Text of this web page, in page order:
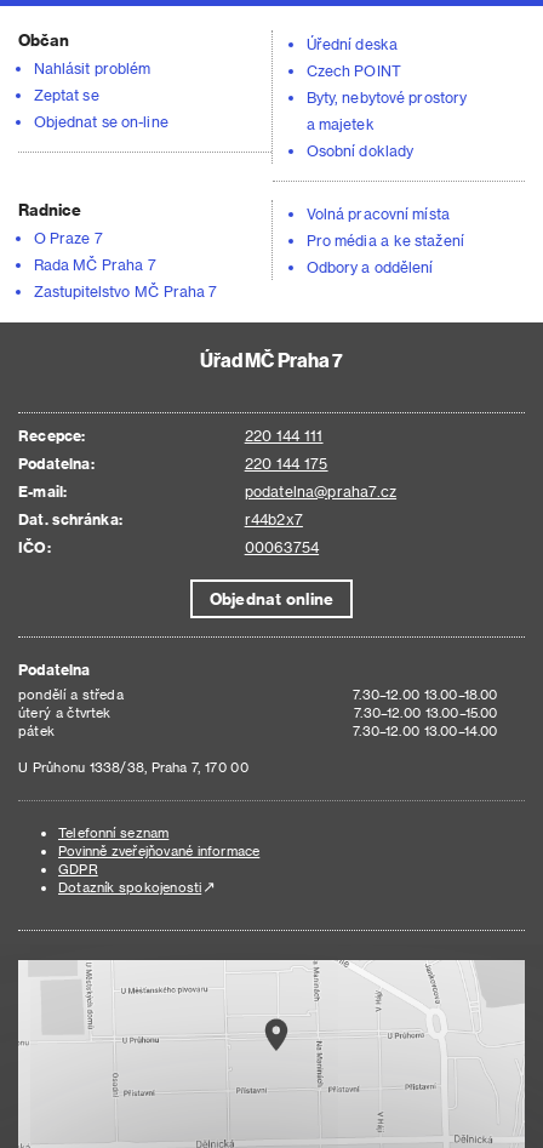
Občan
Nahlásit problém
Zeptat se
Objednat se on-line
Úřední deska
Czech POINT
Byty, nebytové prostory
a majetek
Osobní doklady
Radnice
O Praze 7
Rada MČ Praha 7
Zastupitelstvo MČ Praha 7
Volná pracovní místa
Pro média a ke stažení
Odbory a oddělení
Úřad MČ Praha 7
Recepce:
220 144 111
Podatelna:
220 144 175
E-mail:
podatelna@praha7.cz
Dat. schránka:
r44b2x7
IČO:
00063754
Objednat online
Podatelna
pondělí a středa
7.30–12.00 13.00–18.00
úterý a čtvrtek
7.30–12.00 13.00–15.00
pátek
7.30–12.00 13.00–14.00
U Průhonu 1338/38, Praha 7, 170 00
Telefonní seznam
Povinně zveřejňované informace
GDPR
Dotazník spokojenosti